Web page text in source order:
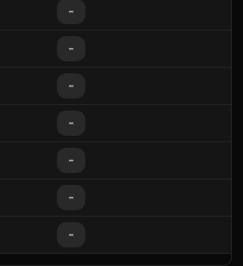
-
-
-
-
-
-
-